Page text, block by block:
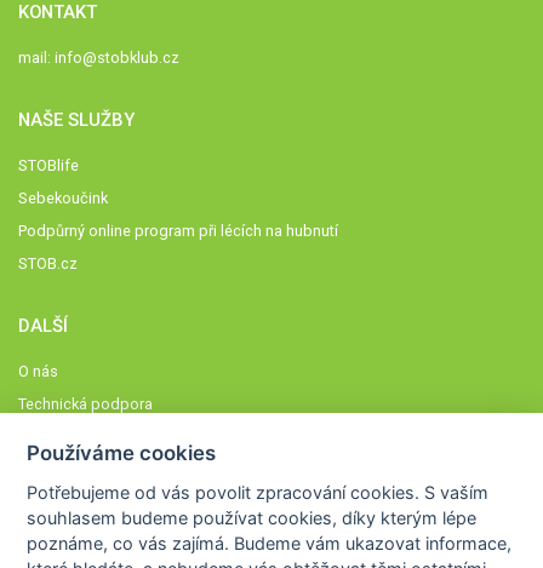
KONTAKT
mail: info@stobklub.cz
NAŠE SLUŽBY
STOBlife
Sebekoučink
Podpůrný online program při lécích na hubnutí
STOB.cz
DALŠÍ
O nás
Technická podpora
Členové STOBklubu
Zásady nakládání s osobními údaji
Používáme cookies
Potřebujeme od vás povolit zpracování cookies. S vaším
souhlasem budeme používat cookies, díky kterým lépe
poznáme,co vás zajímá. Budeme vám ukazovat informace,